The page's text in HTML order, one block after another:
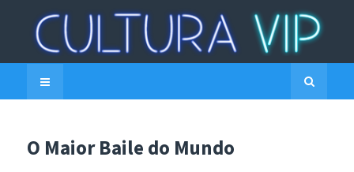
O Maior Baile do Mundo